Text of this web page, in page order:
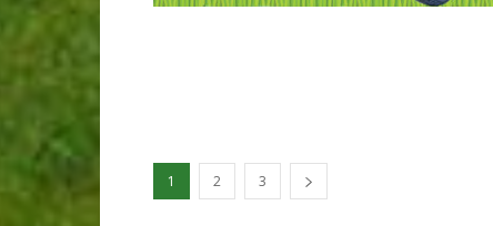
1 2 3